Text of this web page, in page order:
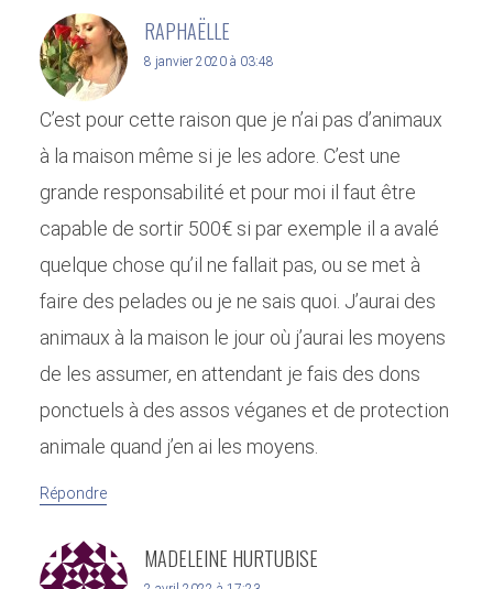
RAPHAËLLE
8 janvier 2020 à 03:48
C’est pour cette raison que je n’ai pas d’animaux
à la maison même si je les adore. C’est une
grande responsabilité et pour moi il faut être
capable de sortir 500€ si par exemple il a avalé
quelque chose qu’il ne fallait pas, ou se met à
faire des pelades ou je ne sais quoi. J’aurai des
animaux à la maison le jour où j’aurai les moyens
de les assumer, en attendant je fais des dons
ponctuels à des assos véganes et de protection
animale quand j’en ai les moyens.
Répondre
MADELEINE HURTUBISE